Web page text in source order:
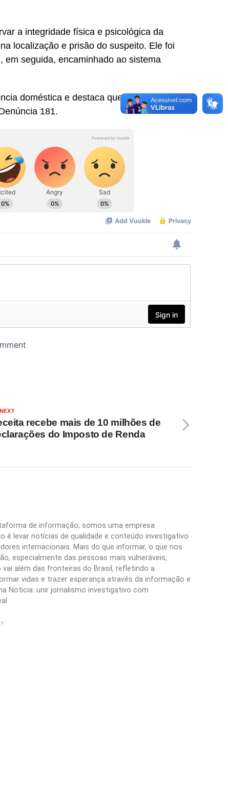
a integridade física e psicológica da
localização e prisão do suspeito. Ele foi
em seguida, encaminhado ao sistema
doméstica e destaca que denúncias
181.
recebe mais de 10 milhões de
do Imposto de Renda
de informação; somos uma empresa
é levar notícias de qualidade e conteúdo investigativo
internacionais. Mais do que informar, o que nos
especialmente das pessoas mais vulneráveis,
além das fronteiras do Brasil, refletindo a
vidas e trazer esperança através da informação e
Notícia: unir jornalismo investigativo com